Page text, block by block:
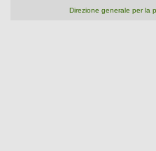
Direzione generale per la